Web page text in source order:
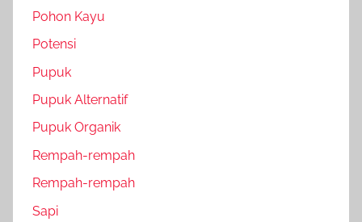
Pohon Kayu
Potensi
Pupuk
Pupuk Alternatif
Pupuk Organik
Rempah-rempah
Rempah-rempah
Sapi